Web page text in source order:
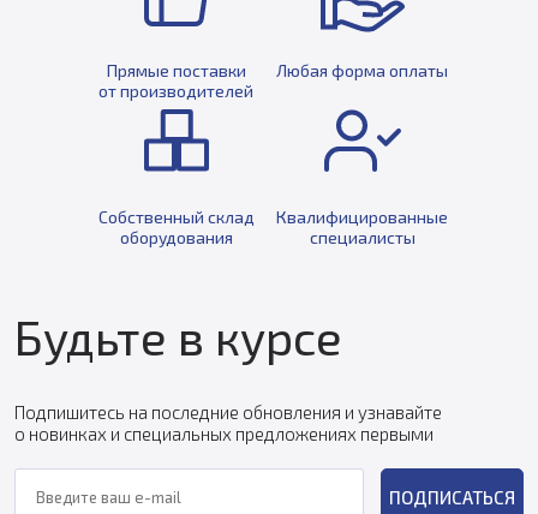
Прямые поставки
от производителей
Любая форма оплаты
Собственный склад
оборудования
Квалифицированные
специалисты
Будьте в курсе
Подпишитесь на последние обновления и узнавайте
о новинках и специальных предложениях первыми
ПОДПИСАТЬСЯ